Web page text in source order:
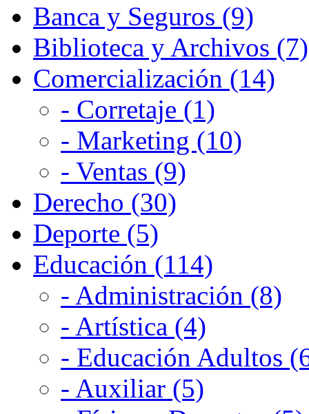
Banca y Seguros (9)
Biblioteca y Archivos (7)
Comercialización (14)
- Corretaje (1)
- Marketing (10)
- Ventas (9)
Derecho (30)
Deporte (5)
Educación (114)
- Administración (8)
- Artística (4)
- Educación Adultos
- Auxiliar (5)